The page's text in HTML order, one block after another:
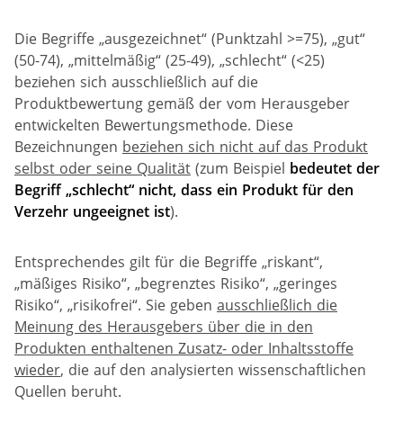
Die Begriffe „ausgezeichnet“ (Punktzahl >=75), „gut“
(50-74), „mittelmäßig“ (25-49), „schlecht“ (<25)
beziehen sich ausschließlich auf die
Produktbewertung gemäß der vom Herausgeber
entwickelten Bewertungsmethode. Diese
Bezeichnungen beziehen sich nicht auf das Produkt
selbst oder seine Qualität (zum Beispiel bedeutet der
Begriff „schlecht“ nicht, dass ein Produkt für den
Verzehr ungeeignet ist).
Entsprechendes gilt für die Begriffe „riskant“,
„mäßiges Risiko“, „begrenztes Risiko“, „geringes
Risiko“, „risikofrei“. Sie geben ausschließlich die
Meinung des Herausgebers über die in den
Produkten enthaltenen Zusatz- oder Inhaltsstoffe
wieder, die auf den analysierten wissenschaftlichen
Quellen beruht.